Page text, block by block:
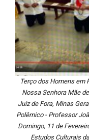
Terço dos Homens em
Nossa Senhora Mãe
Juiz de Fora, Minas
Polêmico - Professor
Domingo, 11 de
Estudos Culturais